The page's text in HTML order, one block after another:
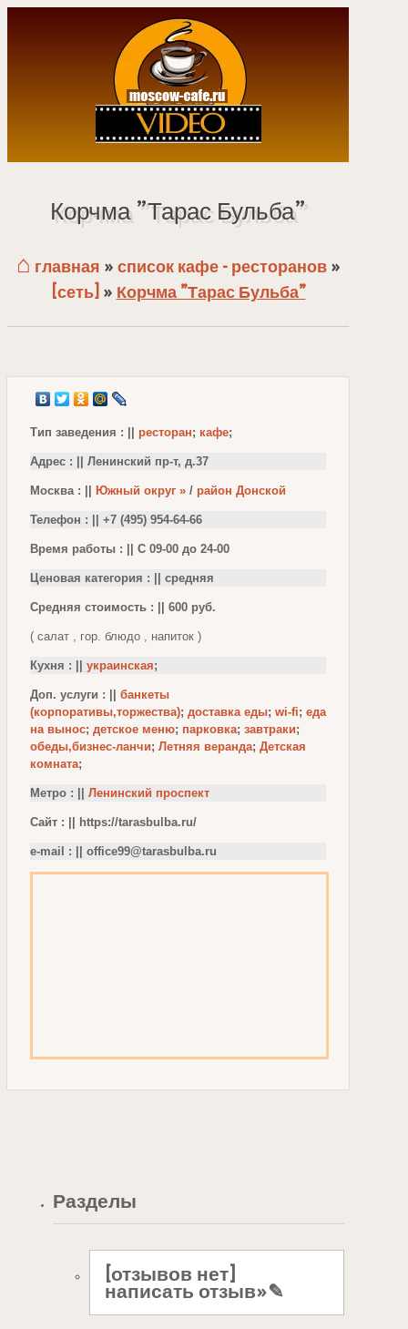
Корчма ”Тарас Бульба”
⌂ главная » список кафе - ресторанов»
[сеть] » Корчма ”Тарас Бульба”
Тип заведения : || ресторан; кафе;
Адрес : || Ленинский пр-т, д.37
Москва : || Южный округ » / район Донской
Телефон : || +7 (495) 954-64-66
Время работы : || С 09-00 до 24-00
Ценовая категория : || средняя
Средняя стоимость : || 600 руб.
( салат , гор. блюдо , напиток )
Кухня : || украинская;
Доп. услуги : || банкеты
(корпоративы,торжества); доставка еды; wi-fi; еда
на вынос; детское меню; парковка; завтраки;
обеды,бизнес-ланчи; Летняя веранда; Детская
комната;
Метро : || Ленинский проспект
Сайт : || https://tarasbulba.ru/
e-mail : || office99@tarasbulba.ru
Разделы
[отзывов нет]
написать отзыв»✎